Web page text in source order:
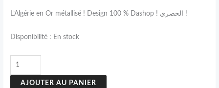
L’Algérie en Or métallisé ! Design 100 % Dashop ! الحصري !
Disponibilité : En stock
AJOUTER AU PANIER